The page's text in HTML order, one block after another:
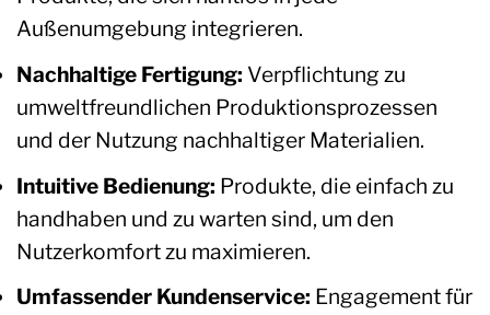
Außenumgebung integrieren.
Nachhaltige Fertigung: Verpflichtung zu
umweltfreundlichen Produktionsprozessen
und der Nutzung nachhaltiger Materialien.
Intuitive Bedienung: Produkte, die einfach zu
handhaben und zu warten sind, um den
Nutzerkomfort zu maximieren.
Umfassender Kundenservice: Engagement für